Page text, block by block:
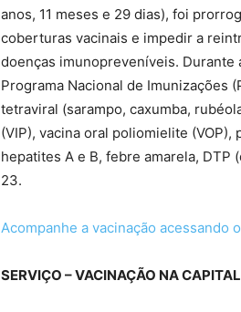
anos, 11 meses e 29 dias), foi
coberturas vacinais e impedir a
doenças imunopreveníveis. Durante
Programa Nacional de Imunizações
tetraviral (sarampo, caxumba,
(VIP), vacina oral poliomielite
hepatites A e B, febre amarela,
23.
Acompanhe a vacinação acessando
SERVIÇO – VACINAÇÃO NA CAPITAL